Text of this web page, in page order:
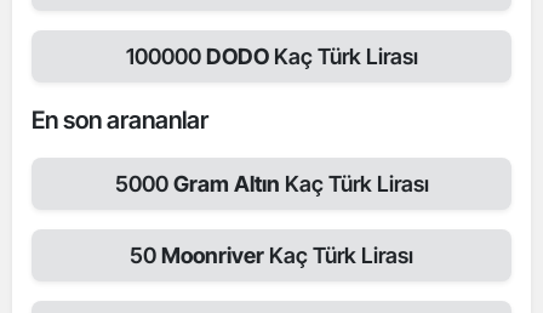
100000DODO Kaç Türk Lirası
En son arananlar
5000Gram Altın Kaç Türk Lirası
50Moonriver Kaç Türk Lirası